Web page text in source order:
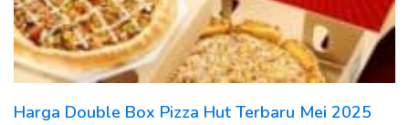
Harga Double Box Pizza Hut Terbaru Mei 2025